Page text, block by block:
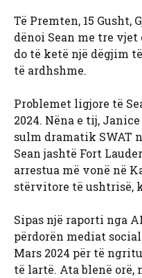
Të Premten, 15
dënoi Sean me tre
do të ketë një dëgjim
të ardhshme.
Problemet ligjore të
2024. Nëna e tij,
sulm dramatik SWAT
Sean jashtë Fort
arrestua më vonë në
stërvitore të ushtrisë,
Sipas një raporti nga
përdorën mediat
Mars 2024 për të
të lartë. Ata blenë orë,